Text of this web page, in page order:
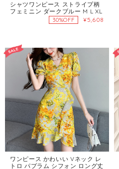
シャツワンピース ストライプ柄
フェミニン ダークブルー M L XL
30%OFF ¥5,608
ワンピース かわいい Vネック レ
トロ パプラム シフォン ロング丈